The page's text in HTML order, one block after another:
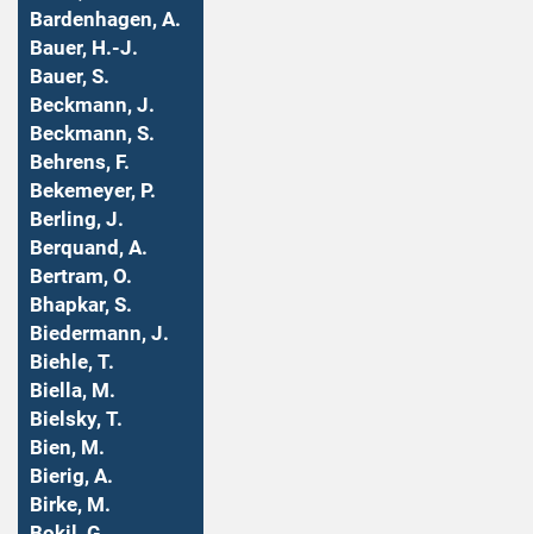
Bardenhagen, A.
Bauer, H.-J.
Bauer, S.
Beckmann, J.
Beckmann, S.
Behrens, F.
Bekemeyer, P.
Berling, J.
Berquand, A.
Bertram, O.
Bhapkar, S.
Biedermann, J.
Biehle, T.
Biella, M.
Bielsky, T.
Bien, M.
Bierig, A.
Birke, M.